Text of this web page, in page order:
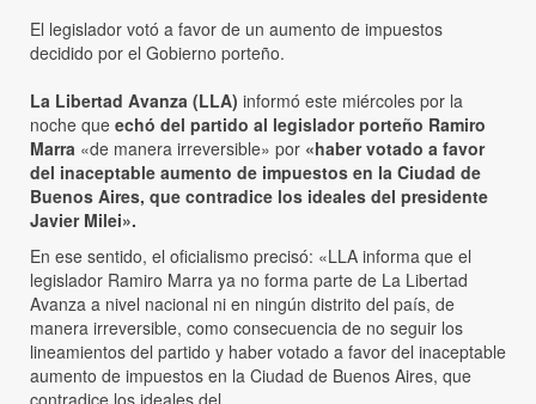
El legislador votó a favor de un aumento de impuestos
decidido por el Gobierno porteño.
La Libertad Avanza (LLA) informó este miércoles por la
noche que echó del partido al legislador porteño Ramiro
Marra «de manera irreversible» por «haber votado a favor
del inaceptable aumento de impuestos en la Ciudad de
Buenos Aires, que contradice los ideales del presidente
Javier Milei».
En ese sentido, el oficialismo precisó: «LLA informa que el
legislador Ramiro Marra ya no forma parte de La Libertad
Avanza a nivel nacional ni en ningún distrito del país, de
manera irreversible, como consecuencia de no seguir los
lineamientos del partido y haber votado a favor del inaceptable
aumento de impuestos en la Ciudad de Buenos Aires, que